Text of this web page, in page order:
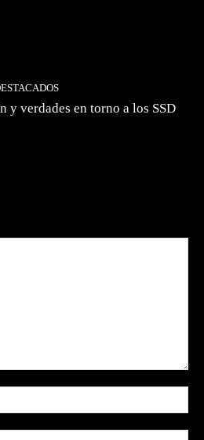
y verdades en torno a los SSD